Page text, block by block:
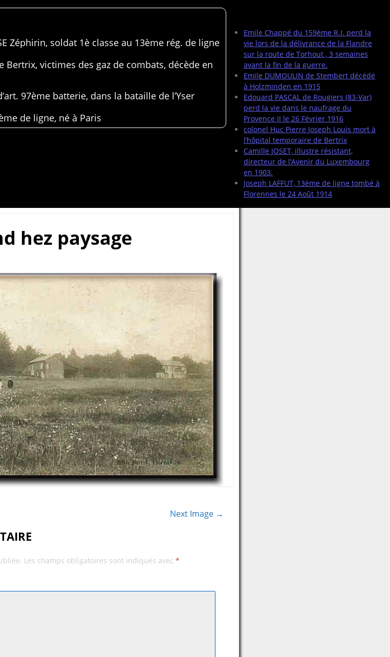
Emile Chappé du 159ème R.I. perd la
vie lors de la délivrance de la Flandre
sur la route de Torhout , 3 semaines
avant la fin de la guerre.
Emile DUMOULIN de Stembert décédé
à Holzminden en 1915
Edouard PASCAL de Rougiers (83-Var)
perd la vie dans le naufrage du
Provence II le 26 Février 1916
colonel Huc Pierre Joseph Louis mort à
l’hôpital temporaire de Bertrix
Camille JOSET, illustre résistant,
directeur de l’Avenir du Luxembourg
en 1903.
Joseph LAFFUT, 13ème de ligne tombé à
Florennes le 24 Août 1914
Zéphirin, soldat 1è classe au 13ème rég. de ligne
Bertrix, victimes des gaz de combats, décède en
97ème batterie, dans la bataille de l’Yser
de ligne, né à Paris
hez paysage
Next Image →
Les champs obligatoires sont indiqués avec*